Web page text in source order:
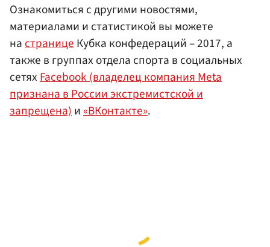
Ознакомиться с другими новостями,
материалами и статистикой вы можете
настраницеКубка конфедераций – 2017, а
также в группах отдела спорта в социальных
сетяхFacebook (владелец компания Meta
признана в России экстремистской и
запрещена)и«ВКонтакте».